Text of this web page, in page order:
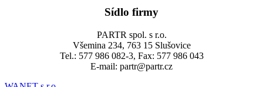
Sídlo firmy
PARTR spol. s r.o.
Všemina 234, 763 15 Slušovice
Tel.: 577 986 082-3, Fax: 577 986 043
E-mail: partr@partr.cz